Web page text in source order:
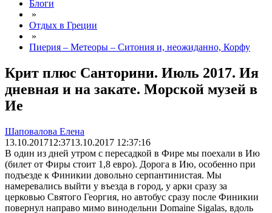
Блоги
»
Отдых в Греции
»
Пиерия – Метеоры – Ситония и, неожиданно, Корфу
Крит плюс Санторини. Июль 2017. Ия
дневная и на закате. Морской музей в
Ие
Шаповалова Елена
13.10.201712:3713.10.2017 12:37:16
В один из дней утром с пересадкой в Фире мы поехали в Ию
(билет от Фиры стоит 1,8 евро). Дорога в Ию, особенно при
подъезде к Финикии довольно серпантинистая. Мы
намеревались выйти у въезда в город, у арки сразу за
церковью Святого Георгия, но автобус сразу после Финикии
повернул направо мимо винодельни Domaine Sigalas, вдоль